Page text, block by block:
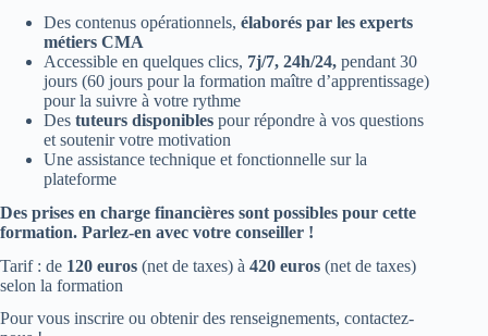
Des contenus opérationnels, élaborés par les experts
métiers CMA
Accessible en quelques clics, 7j/7, 24h/24, pendant 30
jours (60 jours pour la formation maître d’apprentissage)
pour la suivre à votre rythme
Des tuteurs disponibles pour répondre à vos questions
et soutenir votre motivation
Une assistance technique et fonctionnelle sur la
plateforme
Des prises en charge financières sont possibles pour cette
formation. Parlez-en avec votre conseiller !
Tarif : de 120 euros (net de taxes) à 420 euros (net de taxes)
selon la formation
Pour vous inscrire ou obtenir des renseignements, contactez-